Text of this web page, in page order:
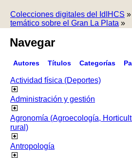
Colecciones digitales del IdIHCS »
temático sobre el Gran La Plata »
Navegar
Autores Títulos Categorías
Actividad física (Deportes)
Administración y gestión
Agronomía (Agroecología,
rural)
Antropología